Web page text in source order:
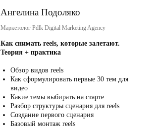
Ангелина Подоляко
Маркетолог Pdlk Digital Marketing Agency
Как снимать reels, которые залетают.
Теория + практика
Обзор видов reels
Как сформулировать первые 30 тем для
видео
Какие темы выбирать на старте
Разбор структуры сценария для reels
Cоздание первого сценария
Базовый монтаж reels